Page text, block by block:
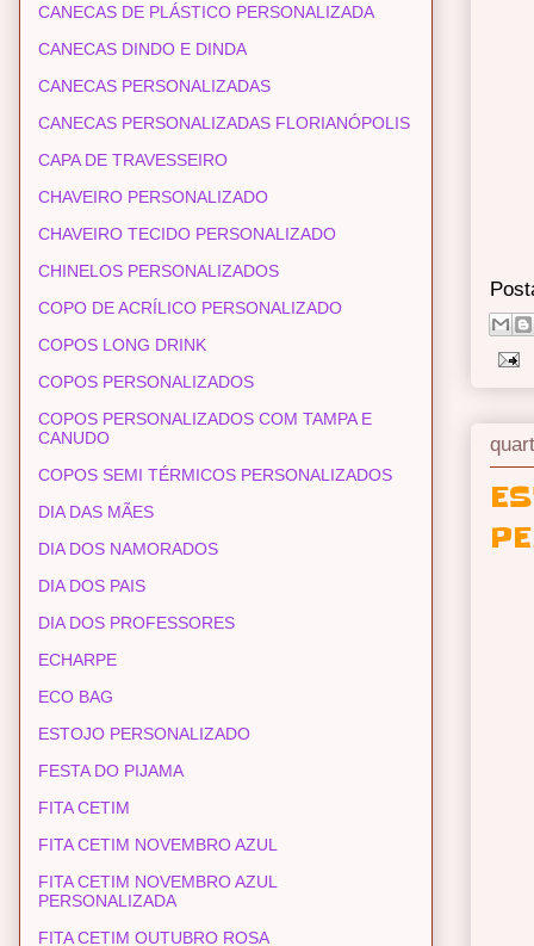
CANECAS DE PLÁSTICO PERSONALIZADA
CANECAS DINDO E DINDA
CANECAS PERSONALIZADAS
CANECAS PERSONALIZADAS FLORIANÓPOLIS
CAPA DE TRAVESSEIRO
CHAVEIRO PERSONALIZADO
CHAVEIRO TECIDO PERSONALIZADO
CHINELOS PERSONALIZADOS
COPO DE ACRÍLICO PERSONALIZADO
COPOS LONG DRINK
COPOS PERSONALIZADOS
COPOS PERSONALIZADOS COM TAMPA E
CANUDO
COPOS SEMI TÉRMICOS PERSONALIZADOS
DIA DAS MÃES
DIA DOS NAMORADOS
DIA DOS PAIS
DIA DOS PROFESSORES
ECHARPE
ECO BAG
ESTOJO PERSONALIZADO
FESTA DO PIJAMA
FITA CETIM
FITA CETIM NOVEMBRO AZUL
FITA CETIM NOVEMBRO AZUL
PERSONALIZADA
FITA CETIM OUTUBRO ROSA